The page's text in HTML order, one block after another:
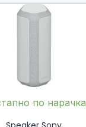
по нарачка